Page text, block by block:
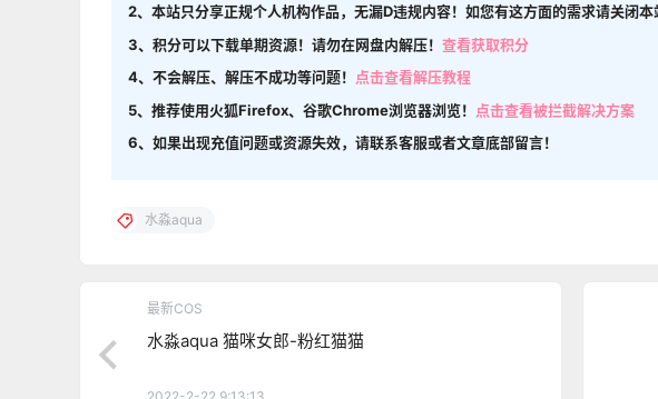
2、本站只分享正规个人机构作品，无漏D违规内容！如您有这方面的需求请关闭本
3、积分可以下载单期资源！请勿在网盘内解压！ 查看获取积分
4、不会解压、解压不成功等问题！
点击查看解压教程
5、推荐使用火狐Firefox、谷歌Chrome浏览器浏览！
点击查看被拦截解决方案
6、如果出现充值问题或资源失效，请联系客服或者文章底部留言！
水淼aqua
最新COS
水淼aqua 猫咪女郎-粉红猫猫
2022-2-22 9:13:13